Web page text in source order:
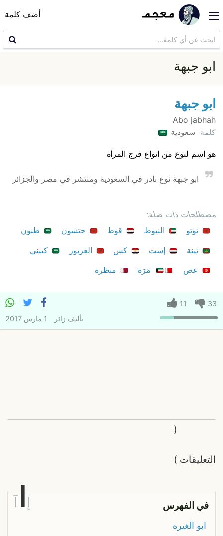
أضف كلمة
ابو جبهة
ابو جبهة
Abo jabhah
كلمة سعودية
هو اسم لنوع من انواع فرج المرأة
ابو جبهة نوع نادر في السعودية ومنتشر في مصر والجزائر
مصطلحات ذات صلة:
توتو
النبوط قوط حتشون
طبون
تينة
إست كس العربوز
كبيني
عص
مَرَة منظره
33
11
تأليف زائر 1 مارس 2017
التعليقات
(
)
في الفهرس إ آ
ابو الغيره